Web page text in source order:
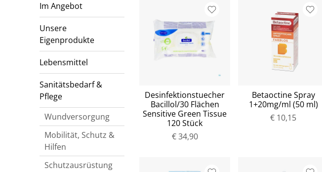
Im Angebot
Unsere
Eigenprodukte
Lebensmittel
Sanitätsbedarf &
Pflege
Wundversorgung
Mobilität, Schutz &
Hilfen
Schutzausrüstung
Desinfektionstuecher
Bacillol/30 Flächen
Sensitive Green Tissue
120 Stück
€ 34,90
Betaoctine Spray
1+20mg/ml (50 ml)
€ 10,15